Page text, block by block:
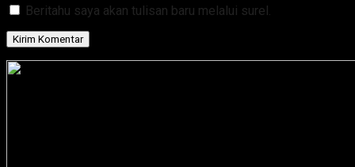
Beritahu saya akan tulisan baru melalui surel.